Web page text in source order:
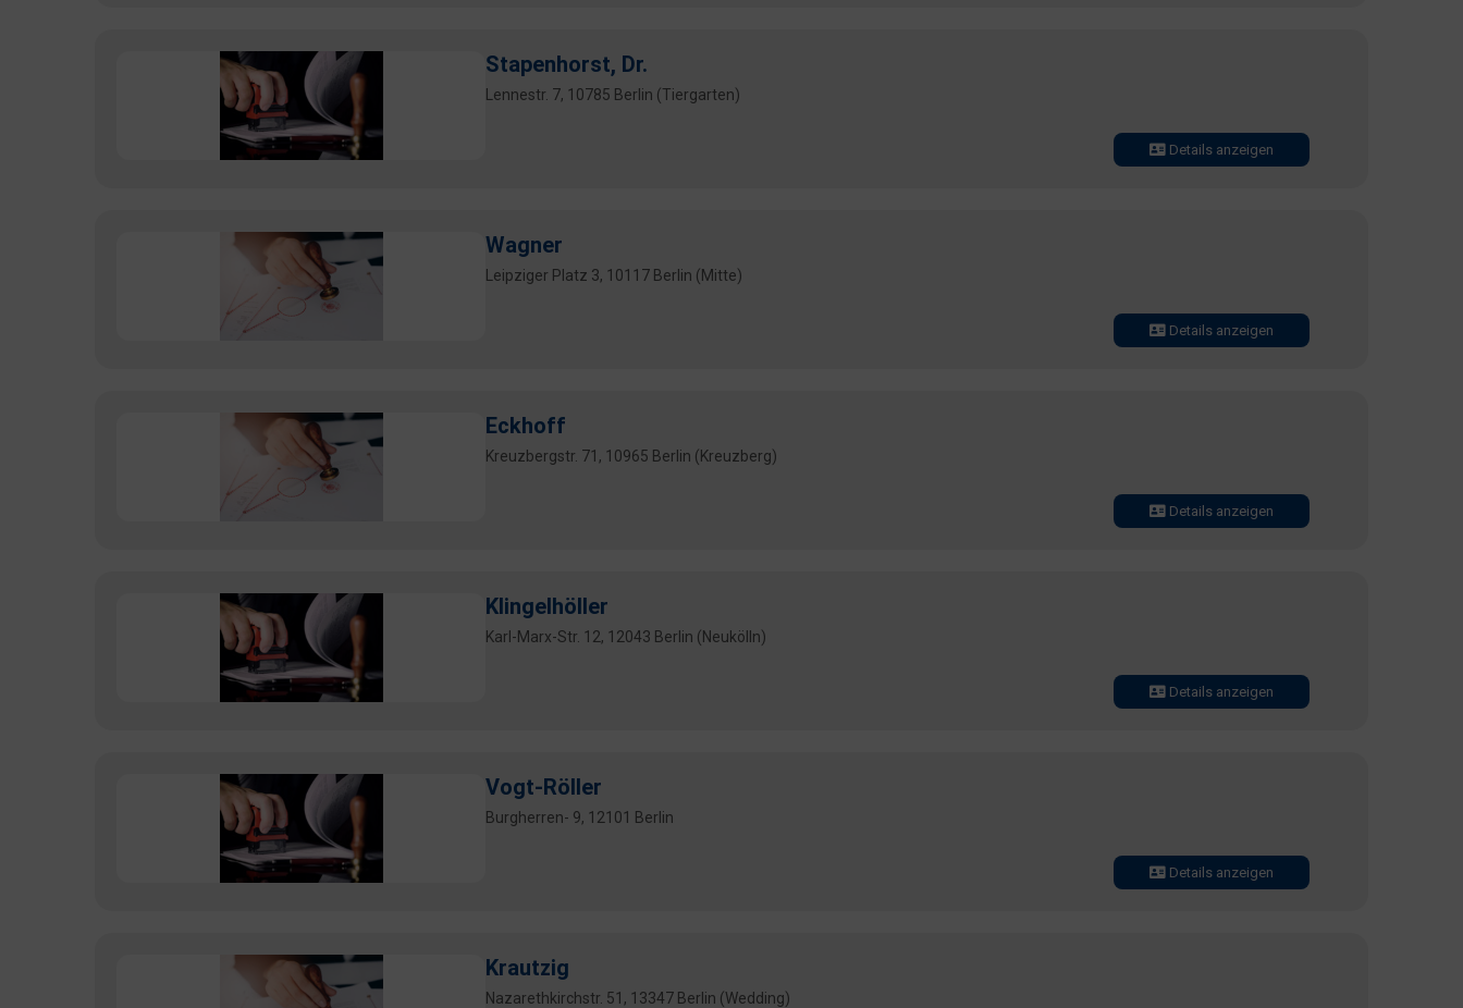
Stapenhorst, Dr.
Lennestr. 7, 10785 Berlin (Tiergarten)
Details anzeigen
Wagner
Leipziger Platz 3, 10117 Berlin (Mitte)
Details anzeigen
Eckhoff
Kreuzbergstr. 71, 10965 Berlin (Kreuzberg)
Details anzeigen
Klingelhöller
Karl-Marx-Str. 12, 12043 Berlin (Neukölln)
Details anzeigen
Vogt-Röller
Burgherren- 9, 12101 Berlin
Details anzeigen
Krautzig
Nazarethkirchstr. 51, 13347 Berlin (Wedding)